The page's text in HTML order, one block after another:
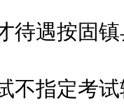
遇按固镇
指定考试